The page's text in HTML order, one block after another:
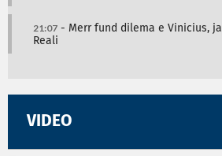
21:07 - Merr fund dilema e Vinicius,
Reali
VIDEO